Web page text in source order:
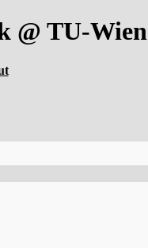
@ TU-Wien